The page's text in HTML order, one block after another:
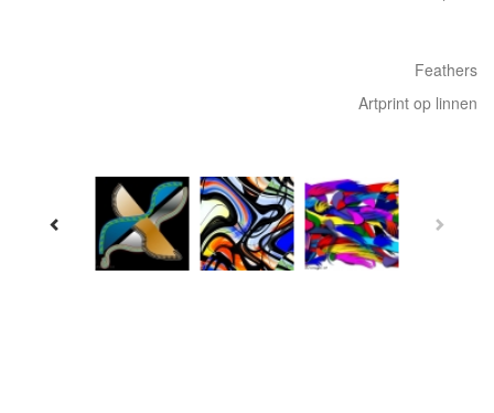
Feathers
Artprint op linnen